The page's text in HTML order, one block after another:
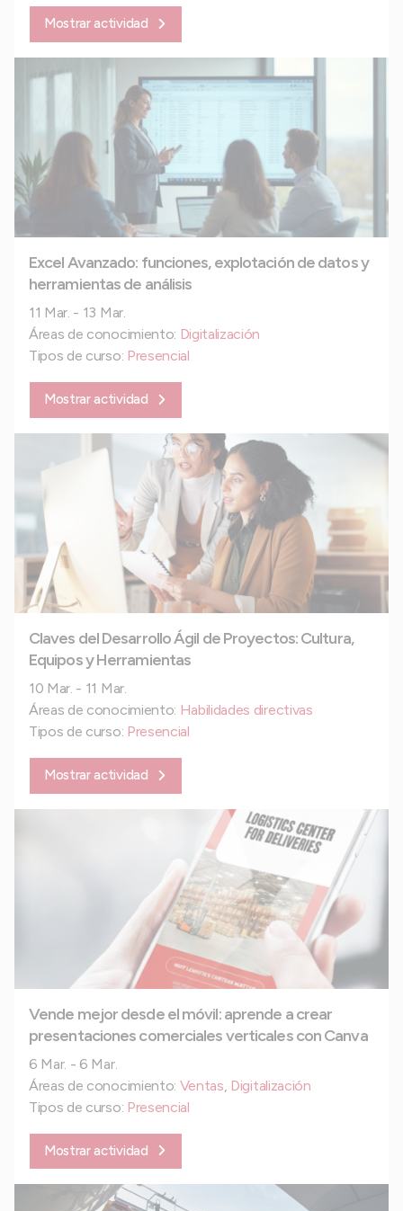
Mostrar actividad
Excel Avanzado: funciones, explotación de datos y
herramientas de análisis
11 Mar. - 13 Mar.
Áreas de conocimiento: Digitalización
Tipos de curso: Presencial
Mostrar actividad
Claves del Desarrollo Ágil de Proyectos: Cultura,
Equipos y Herramientas
10 Mar. - 11 Mar.
Áreas de conocimiento: Habilidades directivas
Tipos de curso: Presencial
Mostrar actividad
Vende mejor desde el móvil: aprende a crear
presentaciones comerciales verticales con Canva
6 Mar. - 6 Mar.
Áreas de conocimiento: Ventas Digitalización
Tipos de curso: Presencial
Mostrar actividad